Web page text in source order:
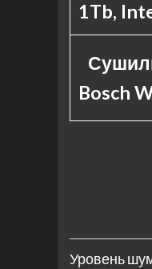
1Tb,
Bosch
Уровень